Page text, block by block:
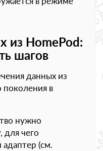
из HomePod:
шагов
данных из
поколения в
нужно
для чего
адаптер (см.